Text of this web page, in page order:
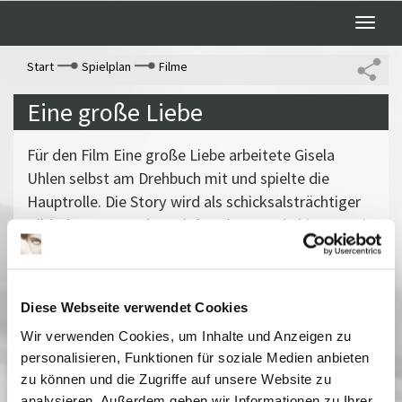
Diese Webseite verwendet Cookies
Wir verwenden Cookies, um Inhalte und Anzeigen zu
personalisieren, Funktionen für soziale Medien anbieten
zu können und die Zugriffe auf unsere Website zu
Toggle
Start
Spielplan Filme
Eine große Liebe
Für den Film Eine große Liebe arbeitete Gisela
Uhlen selbst am Drehbuch mit und spielte die
Hauptrolle. Die Story wird als schicksalsträchtiger
Bilderbogen von der Jahrhundertwende bis zur Zeit
nach dem Zweiten Weltkrieg präsentiert. Die
Film umgearbeitet und in einer kürzeren Version
neu gestartet.
Vergangene Vorstellungen
28 Januar 2006| 18:00